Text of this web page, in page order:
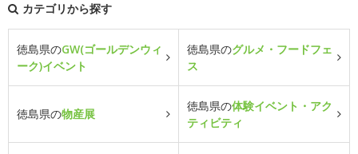
カテゴリから探す
徳島県のGW(ゴールデンウィ
ーク)イベント
徳島県のグルメ・フードフェ
ス
徳島県の物産展
徳島県の体験イベント・アク
ティビティ